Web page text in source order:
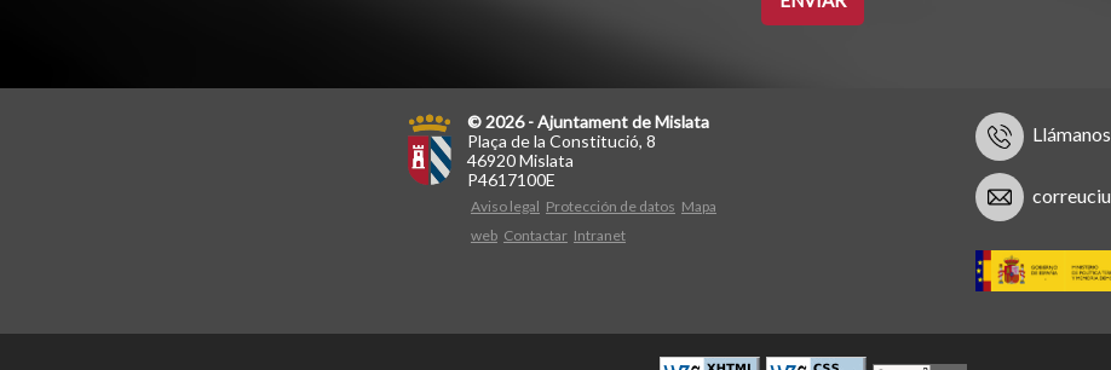
© 2026 - Ajuntament de Mislata
Plaça de la Constitució, 8
46920 Mislata
P4617100E
Aviso legal Protección de datos Mapa
web Contactar Intranet